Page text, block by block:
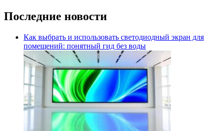
Последние новости
Как выбрать и использовать светодиодный экран для
помещений: понятный гид без воды